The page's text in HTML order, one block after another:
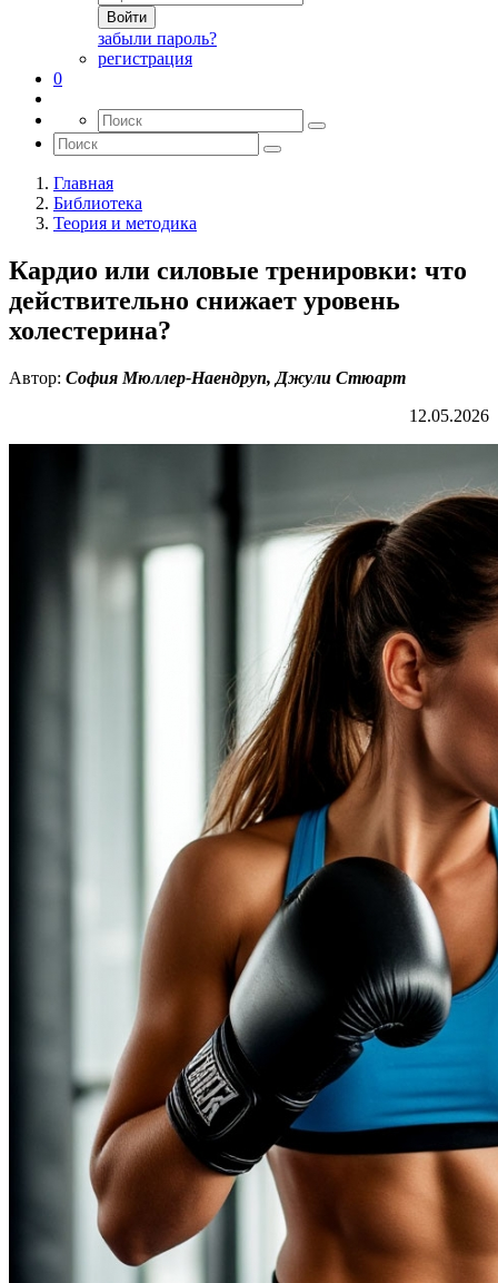
Войти
забыли пароль?
регистрация
0
Главная
Библиотека
Теория и методика
Кардио или силовые тренировки: что
действительно снижает уровень
холестерина?
Автор: София Мюллер-Наендруп, Джули Стюарт
12.05.2026